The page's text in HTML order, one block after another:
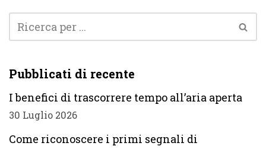
Pubblicati di recente
I benefici di trascorrere tempo all’aria aperta
30 Luglio 2026
Come riconoscere i primi segnali di